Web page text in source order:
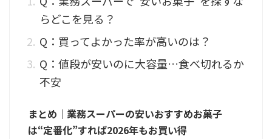
らどこを見る？
Q：買ってよかった率が高いのは？
Q：値段が安いのに大容量…食べ切れるか
不安
まとめ｜業務スーパーの安いおすすめお菓子
は“定番化”すれば2026年もお買い得